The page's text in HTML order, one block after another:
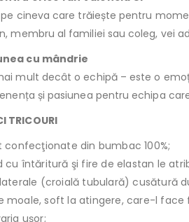
cineva care trăiește pentru
membru al familiei sau coleg, vei
cu mândrie
mult decât o echipă – este o
și pasiunea pentru echipa
TRICOURI
confecţionate din bumbac 100%;
cu întăritură şi fire de elastan le
(croială tubulară) cusătură
moale, soft la atingere, care-l
uşor;